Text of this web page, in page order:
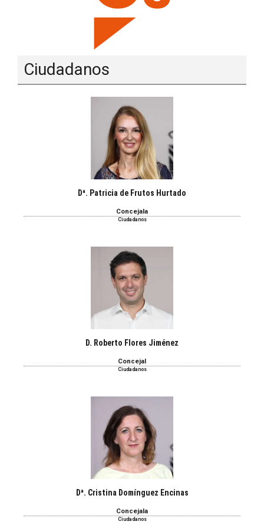
Ciudadanos
Dª. Patricia de Frutos Hurtado
Concejala
Ciudadanos
D. Roberto Flores Jiménez
Concejal
Ciudadanos
Dª. Cristina Domínguez Encinas
Concejala
Ciudadanos